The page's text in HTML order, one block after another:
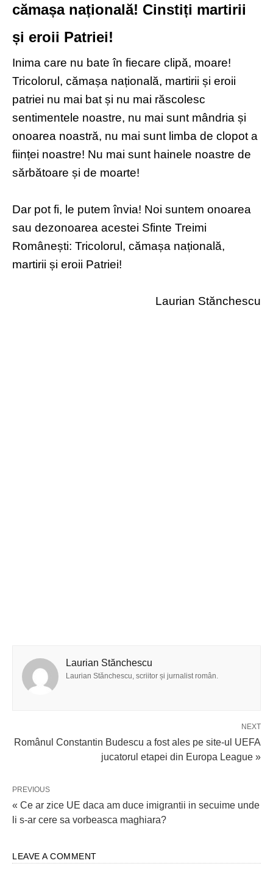
cămașa națională! Cinstiți martirii
și eroii Patriei!
Inima care nu bate în fiecare clipă, moare!
Tricolorul, cămașa națională, martirii și eroii
patriei nu mai bat și nu mai răscolesc
sentimentele noastre, nu mai sunt mândria și
onoarea noastră, nu mai sunt limba de clopot a
ființei noastre! Nu mai sunt hainele noastre de
sărbătoare și de moarte!
Dar pot fi, le putem învia! Noi suntem onoarea
sau dezonoarea acestei Sfinte Treimi
Românești: Tricolorul, cămașa națională,
martirii și eroii Patriei!
Laurian Stănchescu
Laurian Stănchescu
Laurian Stănchescu, scriitor și jurnalist român.
NEXT
Românul Constantin Budescu a fost ales pe site-ul UEFA
jucatorul etapei din Europa League »
PREVIOUS
« Ce ar zice UE daca am duce imigrantii in secuime unde
li s-ar cere sa vorbeasca maghiara?
LEAVE A COMMENT